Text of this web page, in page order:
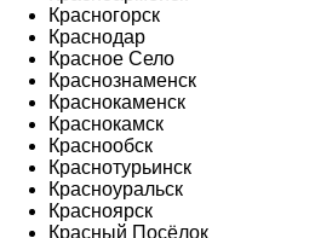
Красногорск
Краснодар
Красное Село
Краснознаменск
Краснокаменск
Краснокамск
Краснообск
Краснотурьинск
Красноуральск
Красноярск
Красный Посёлок